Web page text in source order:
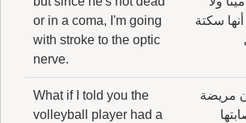
سكتة
or in a coma, I'm going
with stroke to the optic
nerve.
مريضة
What if I told you the
volleyball player had a